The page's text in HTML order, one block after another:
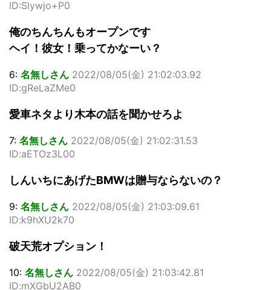
ID:Slywjo+P0
俺のちんちんもオープンです
ヘイ！彼女！乗ってかなーい？
6: 名無しさん 2022/08/05(金) 21:02:03.92
ID:gReLaZMe0
愛車ネタより木本の話を聞かせろよ
7: 名無しさん 2022/08/05(金) 21:02:31.53
ID:aETOz3L00
しんいちにあげたBMWは贈与ならないの？
9: 名無しさん 2022/08/05(金) 21:03:09.61
ID:k9hXU2k70
破天荒オプション！
10: 名無しさん 2022/08/05(金) 21:03:42.81
ID:mXGbU2AB0